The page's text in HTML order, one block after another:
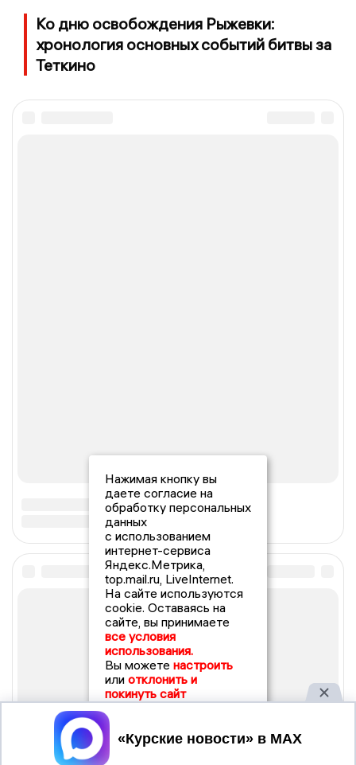
Ко дню освобождения Рыжевки:
хронология основных событий битвы за
Теткино
Нажимая кнопку вы
даете согласие на
обработку персональных
данных
с использованием
интернет-сервиса
Яндекс.Метрика,
top.mail.ru, LiveInternet.
На сайте используются
cookie. Оставаясь на
сайте, вы принимаете
все условия
использования.
Вы можете настроить
или отклонить и
покинуть сайт
Принять